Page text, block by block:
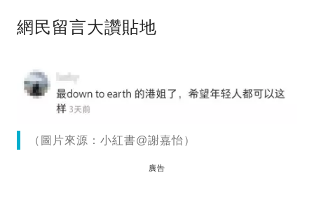
網民留言大讚貼地
（圖片來源：小紅書@謝嘉怡）
廣告